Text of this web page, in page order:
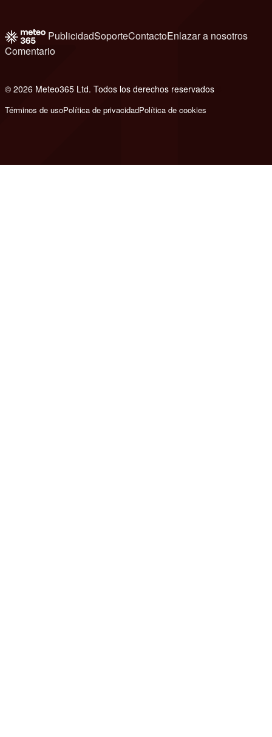
PublicidadSoporteContactoEnlazar a nosotros
Comentario
© 2026 Meteo365 Ltd. Todos los derechos reservados
Términos de usoPolítica de privacidadPolítica de cookies